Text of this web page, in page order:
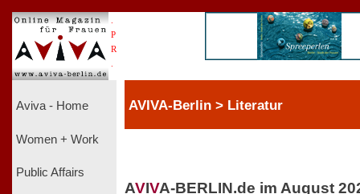
P
R
Aviva - Home
Women + Work
Public Affairs
AVIVA-Berlin > Literatur
AVIVA-BERLIN.de im August